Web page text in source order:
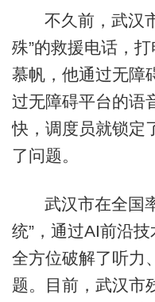
不久前，武汉
殊”的救援电话，
慕帆，他通过无障
过无障碍平台的语
快，调度员就锁定
了问题。
武汉市在全国
统”，通过AI前沿
全方位破解了听力
题。目前，武汉市